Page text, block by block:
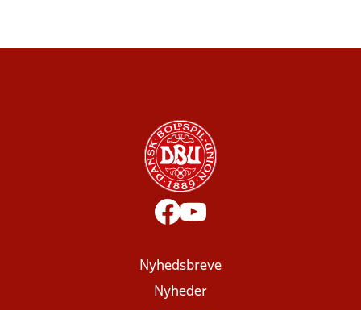
Nyhedsbreve
Nyheder